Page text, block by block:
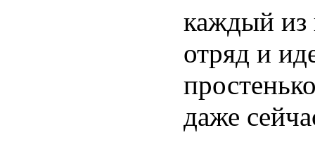
каждый из
отряд и
даже